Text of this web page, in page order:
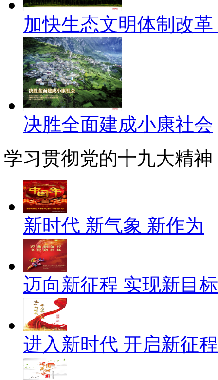
加快生态文明体制改
决胜全面建成小康社会
学习贯彻党的十九大精
新时代 新气象 新作为
迈向新征程 实现新目标
进入新时代 开启新征程